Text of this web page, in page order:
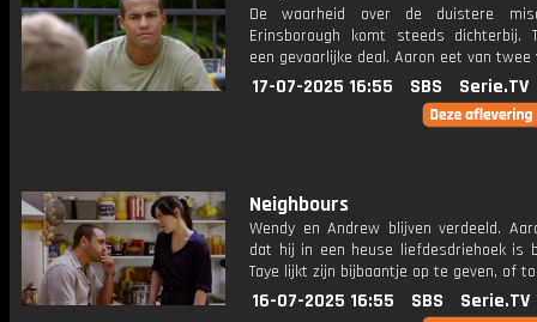
De waarheid over de duistere
Erinsborough komt steeds dichterbij.
een gevaarlijke deal. Aaron eet van
17-07-2025 16:55 SBS Serie.TV
Neighbours
Wendy en Andrew blijven verdeeld.
dat hij in een heuse liefdesdriehoek is
Taye lijkt zijn bijbaantje op te geven, of
16-07-2025 16:55 SBS Serie.TV